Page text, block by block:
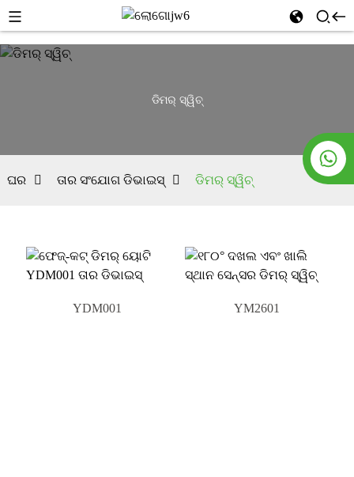
ଡିମର୍ ସ୍ୱିଚ୍
ଘର ତାର ସଂଯୋଗ ଡିଭାଇସ୍ ଡିମର୍ ସ୍ୱିଚ୍
YDM001 YM2601